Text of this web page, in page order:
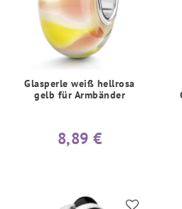
Glasperle weiß hellrosa
gelb für Armbänder
8,89 €